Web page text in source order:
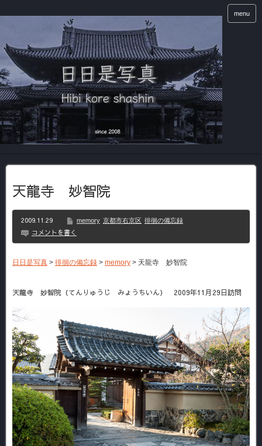
menu
天龍寺 妙智院
2009.11.29 memory 京都市右京区 徘徊の備忘録
コメントを書く
日日是写真 > 徘徊の備忘録 > memory > 天龍寺 妙智院
天龍寺 妙智院（てんりゅうじ みょうちいん） 2009年11月29日訪問